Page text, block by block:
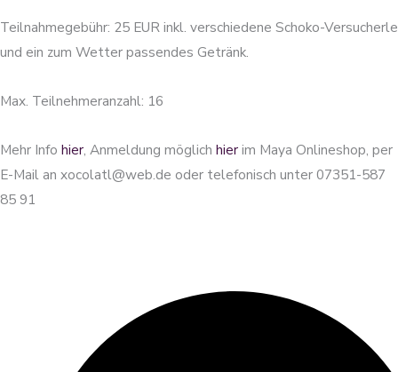
Teilnahmegebühr: 25 EUR inkl. verschiedene Schoko-Versucherle
und ein zum Wetter passendes Getränk.
Max. Teilnehmeranzahl: 16
Mehr Info hier, Anmeldung möglich hierim Maya Onlineshop, per
E-Mail an xocolatl@web.de oder telefonisch unter 07351-587
85 91